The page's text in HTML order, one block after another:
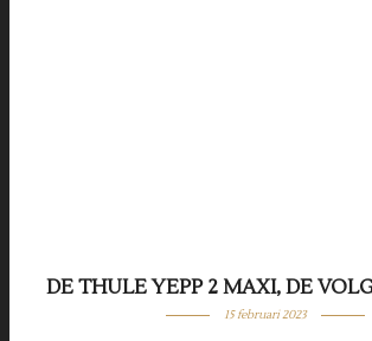
DE THULE YEPP 2 MAXI, DE
15 februari 2023